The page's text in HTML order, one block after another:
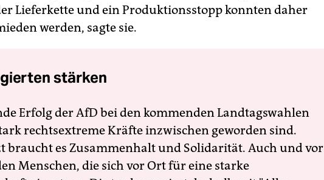
Lieferkette und ein Produktionsstopp konnten daher
werden, sagte sie.
stärken
Erfolg der AfD bei den kommenden Landtagswahlen
rechtsextreme Kräfte inzwischen geworden sind.
braucht es Zusammenhalt und Solidarität. Auch und vor
Menschen, die sich vor Ort für eine starke